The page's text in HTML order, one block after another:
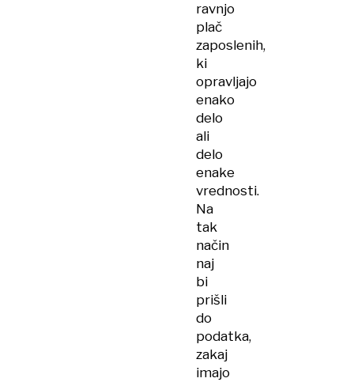
ravnjo
plač
zaposlenih,
ki
opravljajo
enako
delo
ali
delo
enake
vrednosti.
Na
tak
način
naj
bi
prišli
do
podatka,
zakaj
imajo